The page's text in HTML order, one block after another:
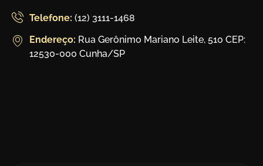
Telefone: (12) 3111-1468
Endereço: Rua Gerônimo Mariano Leite, 510 CEP:
12530-000 Cunha/SP